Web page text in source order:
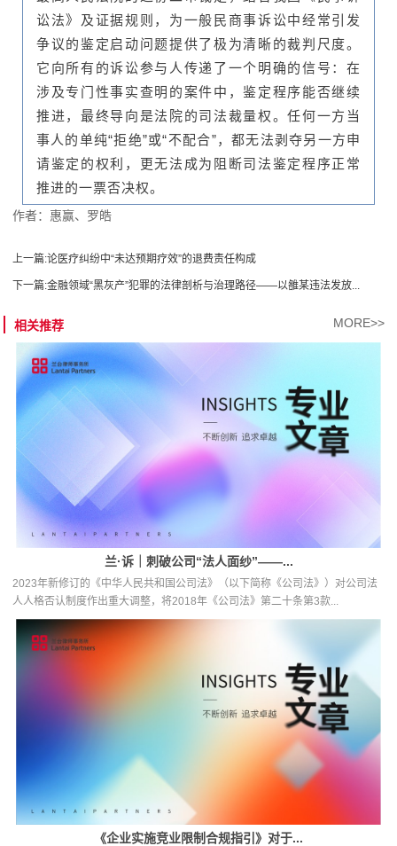
讼法》及证据规则，为一般民商事诉讼中经常引发
争议的鉴定启动问题提供了极为清晰的裁判尺度。
它向所有的诉讼参与人传递了一个明确的信号：在
涉及专门性事实查明的案件中，鉴定程序能否继续
推进，最终导向是法院的司法裁量权。任何一方当
事人的单纯“拒绝”或“不配合”，都无法剥夺另一方申
请鉴定的权利，更无法成为阻断司法鉴定程序正常
推进的一票否决权。
作者：惠赢、罗皓
上一篇:论医疗纠纷中“未达预期疗效”的退费责任构成
下一篇:金融领域“黑灰产”犯罪的法律剖析与治理路径——以雒某违法发放...
相关推荐 MORE>>
兰·诉｜刺破公司“法人面纱”——...
2023年新修订的《中华人民共和国公司法》（以下简称《公司法》）对公司法
人人格否认制度作出重大调整，将2018年《公司法》第二十条第3款...
《企业实施竞业限制合规指引》对于...